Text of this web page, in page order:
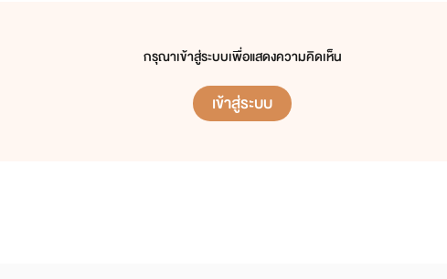
กรุณาเข้าสู่ระบบเพื่อแสดงความคิดเห็น
เข้าสู่ระบบ